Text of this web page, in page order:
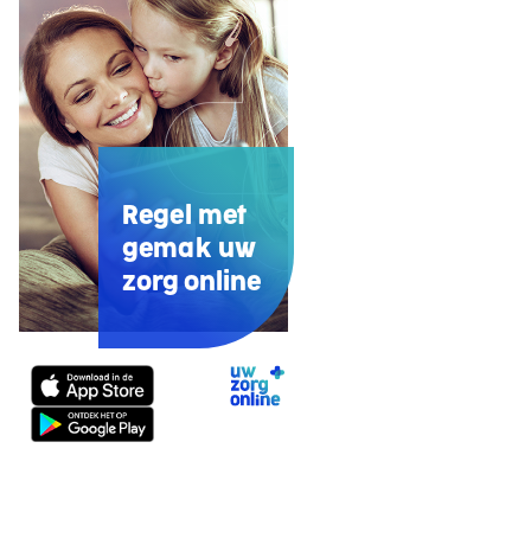
Uw
Zorg
Regel met
gemak uw
zorg online